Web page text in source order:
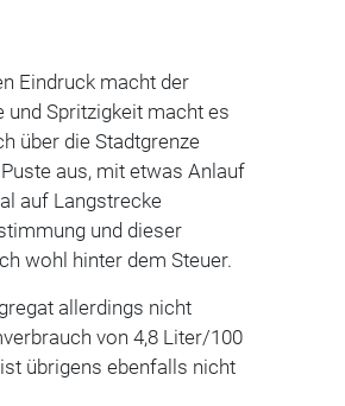
Eindruck macht der
und Spritzigkeit macht es
über die Stadtgrenze
aus, mit etwas Anlauf
auf Langstrecke
und dieser
wohl hinter dem Steuer.
allerdings nicht
von 4,8 Liter/100
übrigens ebenfalls nicht